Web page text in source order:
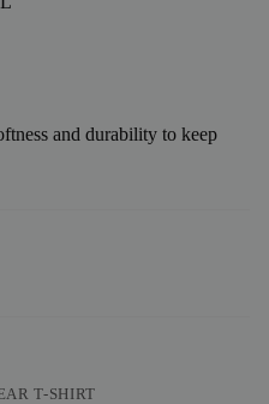
and durability to keep
T-SHIRT